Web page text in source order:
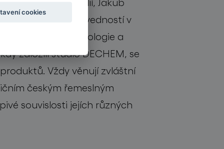
svých dovedností v
skla, technologie a
založili studio DECHEM, se
Vždy věnují zvláštní
českým řemeslným
souvislosti jejích různých
cookies